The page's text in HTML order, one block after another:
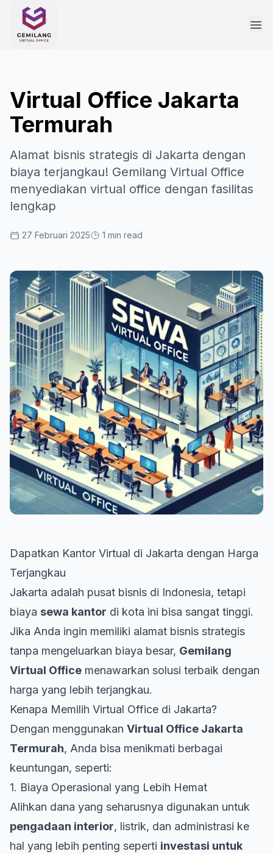
Virtual Office Jakarta
Termurah
Alamat bisnis strategis di Jakarta dengan
biaya terjangkau! Gemilang Virtual Office
menyediakan virtual office dengan fasilitas
lengkap
27 Februari 2025 1 min read
Dapatkan Kantor Virtual di Jakarta dengan Harga
Terjangkau
Jakarta adalah pusat bisnis di Indonesia, tetapi
biaya sewa kantor di kota ini bisa sangat tinggi.
Jika Anda ingin memiliki alamat bisnis strategis
tanpa mengeluarkan biaya besar, Gemilang
Virtual Office menawarkan solusi terbaik dengan
harga yang lebih terjangkau.
Kenapa Memilih Virtual Office di Jakarta?
Dengan menggunakan Virtual Office Jakarta
Termurah, Anda bisa menikmati berbagai
keuntungan, seperti:
1. Biaya Operasional yang Lebih Hemat
Alihkan dana yang seharusnya digunakan untuk
pengadaan interior, listrik, dan administrasi ke
hal yang lebih penting seperti investasi untuk